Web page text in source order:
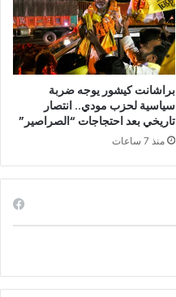
براشانت كيشور يوجه ضربة
سياسية لحزب مودي.. انتصار
تاريخي بعد احتجاجات “الصراصير”
منذ 7 ساعات